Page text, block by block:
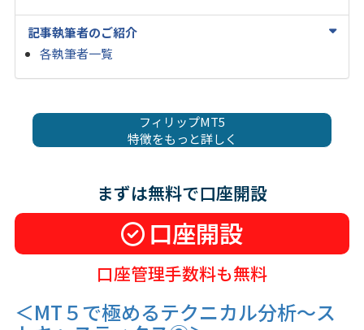
記事執筆者のご紹介
各執筆者一覧
フィリップMT5
特徴をもっと詳しく
まずは無料で口座開設
口座開設
口座管理手数料も無料
＜MT５で極めるテクニカル分析～ス